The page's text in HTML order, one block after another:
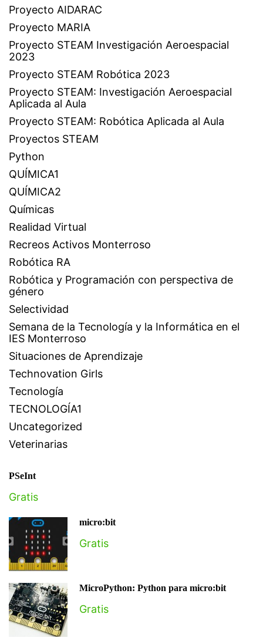
Proyecto AIDARAC
Proyecto MARIA
Proyecto STEAM Investigación Aeroespacial
2023
Proyecto STEAM Robótica 2023
Proyecto STEAM: Investigación Aeroespacial
Aplicada al Aula
Proyecto STEAM: Robótica Aplicada al Aula
Proyectos STEAM
Python
QUÍMICA1
QUÍMICA2
Químicas
Realidad Virtual
Recreos Activos Monterroso
Robótica RA
Robótica y Programación con perspectiva de
género
Selectividad
Semana de la Tecnología y la Informática en el
IES Monterroso
Situaciones de Aprendizaje
Technovation Girls
Tecnología
TECNOLOGÍA1
Uncategorized
Veterinarias
PSeInt
Gratis
micro:bit
Gratis
MicroPython: Python para micro:bit
Gratis